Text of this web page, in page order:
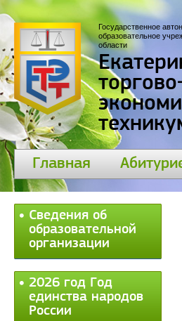
Государственное
образовательное
области
Главная
Сведения об
образовательной
организации
2026 год Год
единства народов
России